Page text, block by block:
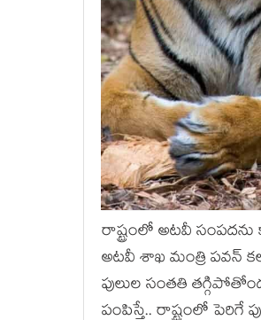
రాష్ట్రంలో అట‌వీ సంప‌ద‌ను
అట‌వీ శాఖ మంత్రి ప‌వ‌న్
పులుల సంత‌తి
పంపిస్తే.. రాష్ట్రంలో పెరిగే